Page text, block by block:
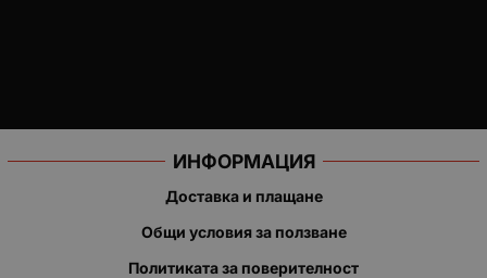
ИНФОРМАЦИЯ
Доставка и плащане
Общи условия за ползване
Политиката за поверителност